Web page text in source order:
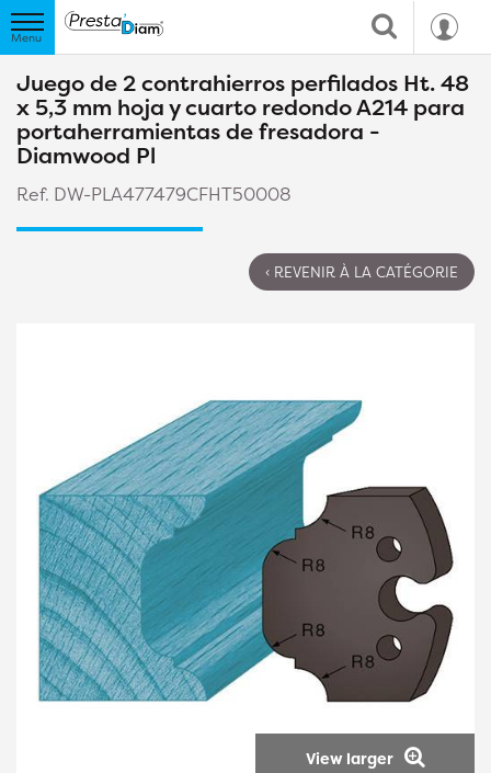
Juego de 2 contrahierros perfilados Ht. 48
x 5,3 mm hoja y cuarto redondo A214 para
portaherramientas de fresadora -
Diamwood Pl
Ref. DW-PLA477479CFHT50008
‹ REVENIR À LA CATÉGORIE
View larger